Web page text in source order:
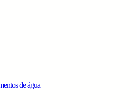
de água